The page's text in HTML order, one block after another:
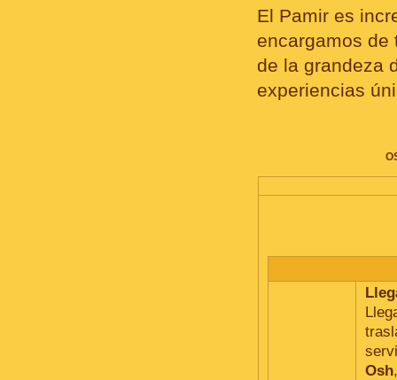
El Pamir es
encargamos de
de la grandeza
experiencias
Osh